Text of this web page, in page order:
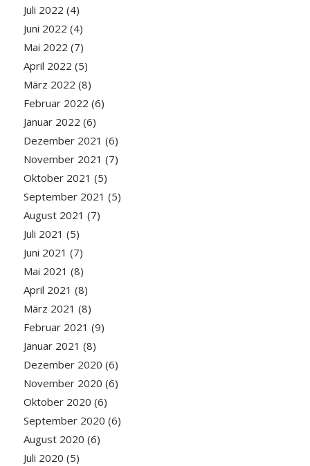
Juli 2022 (4)
Juni 2022 (4)
Mai 2022 (7)
April 2022 (5)
März 2022 (8)
Februar 2022 (6)
Januar 2022 (6)
Dezember 2021 (6)
November 2021 (7)
Oktober 2021 (5)
September 2021 (5)
August 2021 (7)
Juli 2021 (5)
Juni 2021 (7)
Mai 2021 (8)
April 2021 (8)
März 2021 (8)
Februar 2021 (9)
Januar 2021 (8)
Dezember 2020 (6)
November 2020 (6)
Oktober 2020 (6)
September 2020 (6)
August 2020 (6)
Juli 2020 (5)